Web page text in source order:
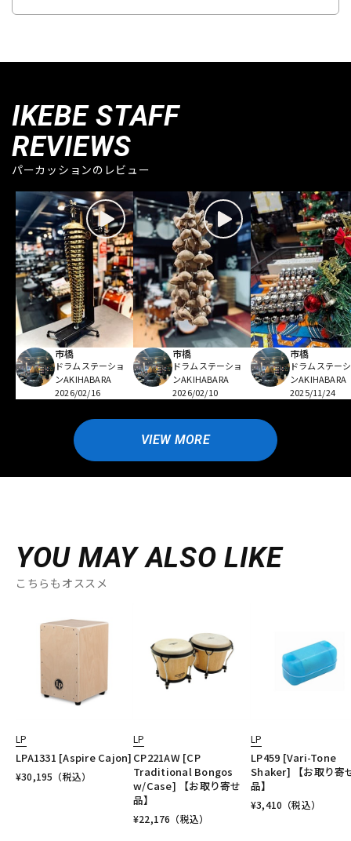
IKEBE STAFF
REVIEWS
パーカッションのレビュー
市橋
ドラムステーショ
ンAKIHABARA
2026/02/16
市橋
ドラムステーショ
ンAKIHABARA
2026/02/10
市橋
ドラムステー
ンAKIHABARA
2025/11/24
VIEW MORE
YOU MAY ALSO LIKE
こちらもオススメ
LP
LPA1331 [Aspire Cajon]
¥30,195 （税込）
LP
CP221AW [CP
Traditional Bongos
w/Case] 【お取り寄せ
品】
¥22,176 （税込）
LP
LP459 [Vari-Tone
Shaker] 【お取り寄
品】
¥3,410 （税込）